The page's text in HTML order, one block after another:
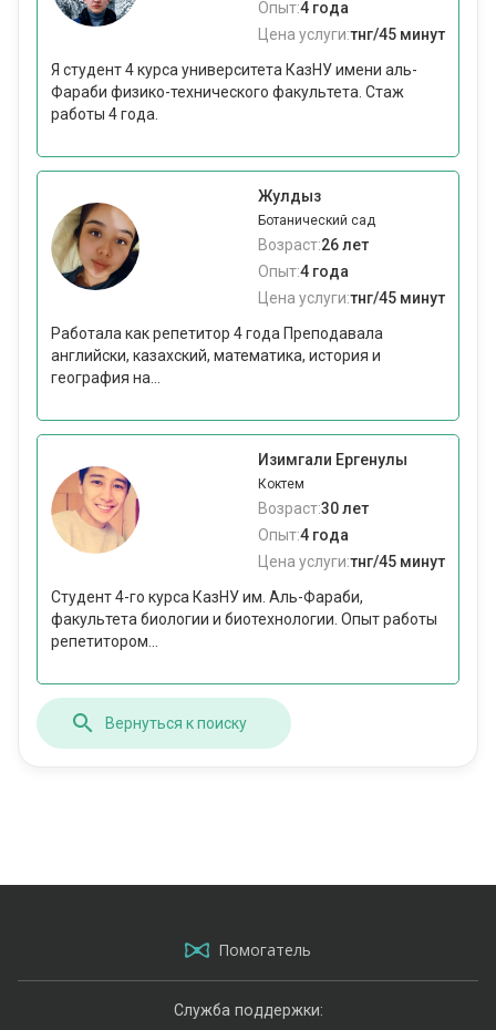
Опыт:4 года
Цена услуги:тнг/45 минут
Я студент 4 курса университета КазНУ имени аль-
Фараби физико-технического факультета. Стаж
работы 4 года.
Жулдыз
Ботанический сад
Возраст:26 лет
Опыт:4 года
Цена услуги:тнг/45 минут
Работала как репетитор 4 года Преподавала
английски, казахский, математика, история и
география на...
Изимгали Ергенулы
Коктем
Возраст:30 лет
Опыт:4 года
Цена услуги:тнг/45 минут
Студент 4-го курса КазНУ им. Аль-Фараби,
факультета биологии и биотехнологии. Опыт работы
репетитором...
Вернуться к поиску
Помогатель
Служба поддержки: